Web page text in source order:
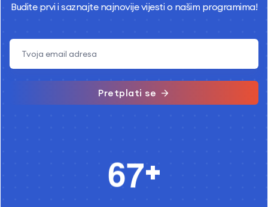
Budite prvi i saznajte najnovije vijesti o našim programima!
Pretplati se
67+